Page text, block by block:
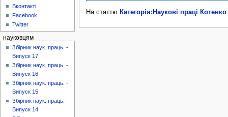
На статтю Категорія:Наукові праці
Вконтакті
Facebook
Twitter
науковцям
Збірник наук. праць. -
Випуск 17
Збірник наук. праць. -
Випуск 16
Збірник наук. праць. -
Випуск 15
Збірник наук. праць. -
Випуск 14